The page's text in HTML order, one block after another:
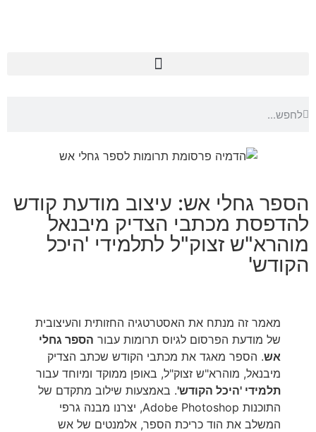
הספר גחלי אש: עיצוב מודעת קודש
להדפסת מכתבי הצדיק מיבנאל
מוהרא"ש זצוק"ל לתלמידי 'היכל
הקודש'
מאמר זה מנתח את האסטרטגיה החזותית והעיצובית
של מודעת הפרסום לגיוס תרומות עבור הספר גחלי
אש. הספר מאגד את מכתבי הקודש שכתב הצדיק
מיבנאל, מוהרא"ש זצוק"ל, באופן ממוקד ומיוחד עבור
תלמידי 'היכל הקודש'. באמצעות שילוב מתקדם של
התוכנות Adobe Photoshop, יצרנו מבנה גרפי
המשלב את הוד כריכת הספר, אלמנטים של אש